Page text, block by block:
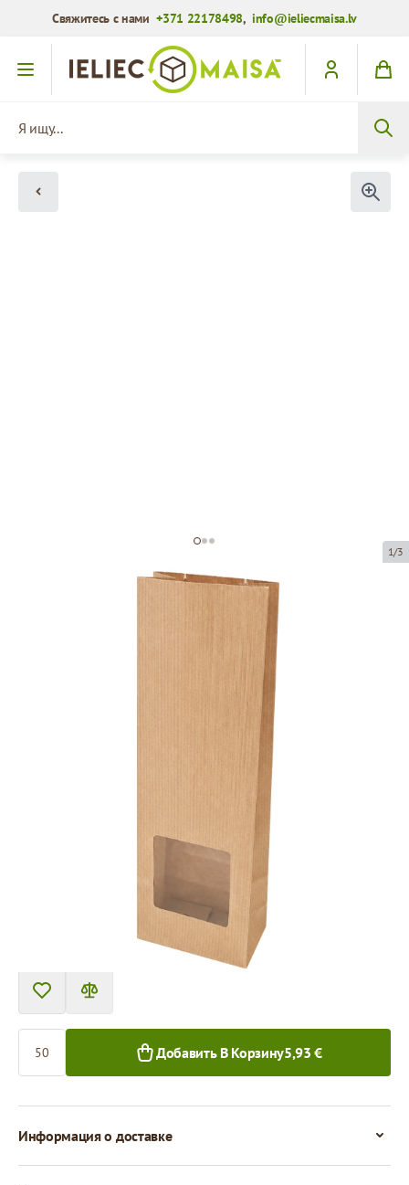
Свяжитесь с нами+371 22178498,info@ieliecmaisa.lv
Перейти к содержимому
1/3
Коричневый бумажный мешок с
окном и плоским основанием
Tовар можно получить в пункте выдачи.
5,38 €
Добавить В Корзину5,93 €
Информация о доставке